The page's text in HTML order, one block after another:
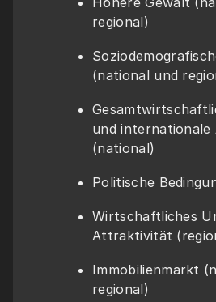
regional)
(national und
und
(national)
Politische
Wirtschaftliches
Attraktivität
Immobilienmarkt
regional)